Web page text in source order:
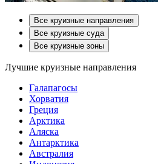
Все круизные направления
Все круизные суда
Все круизные зоны
Лучшие круизные направления
Галапагосы
Хорватия
Греция
Арктика
Аляска
Антарктика
Австралия